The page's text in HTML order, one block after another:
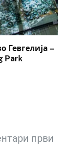
Гевгелија –
Park
први